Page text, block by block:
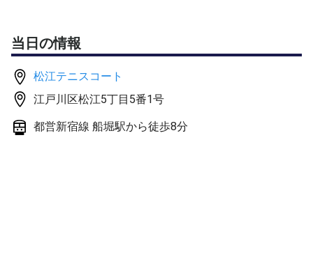
ーブリターン） 結構ハードでしっかり動きます(•́ε•̀;ก)💦
・残り時間で適宜ペアを替え、4ゲーム消化（セミアド）
当日の情報
松江テニスコート
江戸川区松江5丁目5番1号
都営新宿線 船堀駅から徒歩8分